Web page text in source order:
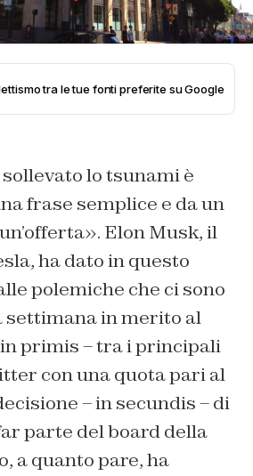
tra le tue fonti preferite su Google
lo tsunami è
frase semplice e da un
Elon Musk, il
ha dato in questo
polemiche che ci sono
settimana in merito al
in primis – tra i principali
con una quota pari al
– in secundis – di
parte del board della
a quanto pare, ha